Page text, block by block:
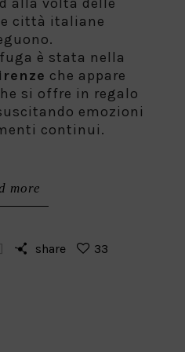
città italiane
è stata nella
che appare
si offre in regalo
emozioni
continui.
more
share 33